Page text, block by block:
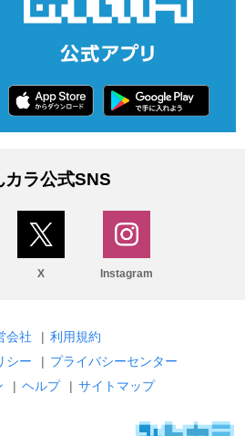
カラ公式SNS
X Instagram
会社 | 利用規約
シー
| プライバシーセンター
| ヘルプ | サイトマップ